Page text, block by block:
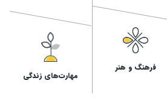
فرهنگ و هنر
مهارت‌های زندگی